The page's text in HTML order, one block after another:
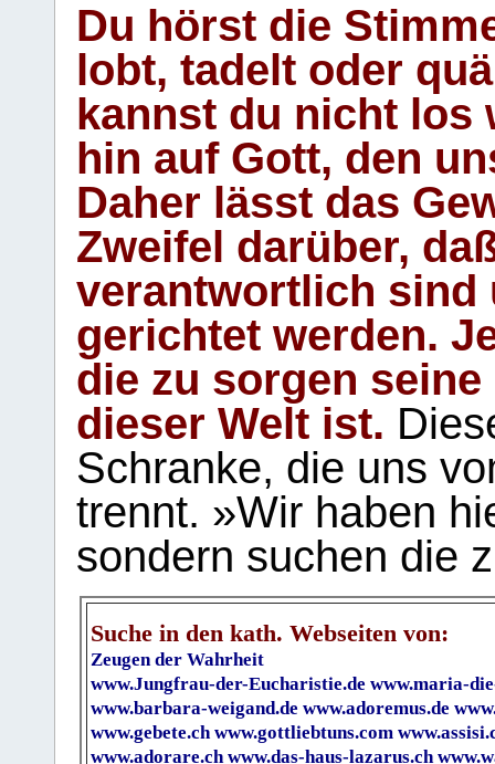
Du hörst die
lobt, tadelt oder
kannst du nicht los
hin auf Gott, den
Daher lässt das
Zweifel darüber,
verantwortlich sind
gerichtet werden.
die zu sorgen
dieser Welt ist.
Schranke, die uns
trennt. »Wir haben
sondern suchen die
Suche in den kath. Webseiten von:
Zeugen der Wahrheit
www.Jungfrau-der-Eucharistie.de www.maria-
www.barbara-weigand.de www.adoremus.de
www.gebete.ch www.gottliebtuns.com
www.adorare.ch www.das-haus-lazarus.ch